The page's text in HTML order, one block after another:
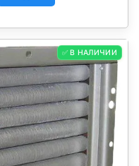
✅ В НАЛИЧИИ